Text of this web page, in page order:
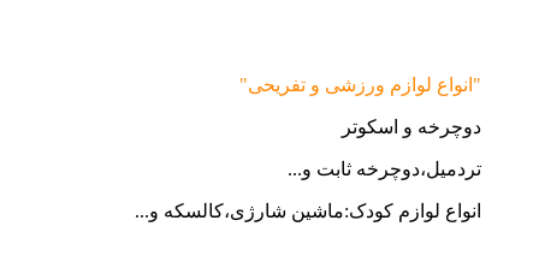
"انواع لوازم ورزشی و تفریحی"
دوچرخه و اسکوتر
تردمیل،دوچرخه ثابت و...
انواع لوازم کودک:ماشین شارژی،کالسکه و...